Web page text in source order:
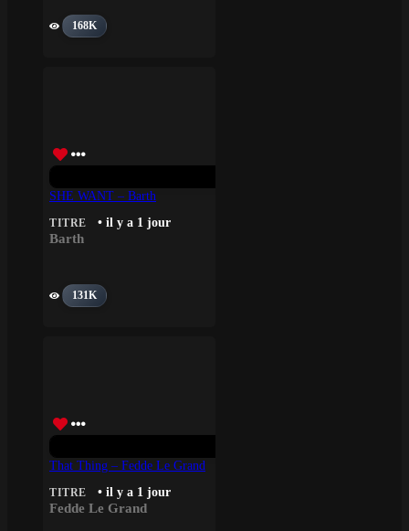
168K
SHE WANT – Barth
TITRE • il y a 1 jour
Barth
131K
That Thing – Fedde Le Grand
TITRE • il y a 1 jour
Fedde Le Grand